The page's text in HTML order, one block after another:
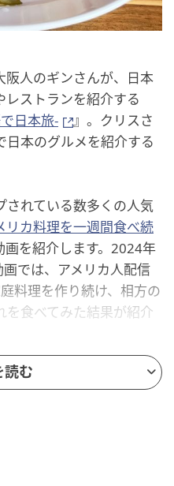
阪人のギンさんが、日本
ストランを紹介する
日本旅-
』。クリスさ
日本のグルメを紹介する
されている数多くの人気
リカ料理を一週間食べ続
画を紹介します。2024年
では、アメリカ人配信
料理を作り続け、相方の
を食べてみた結果が紹介
うな影響が現れるのでし
読む